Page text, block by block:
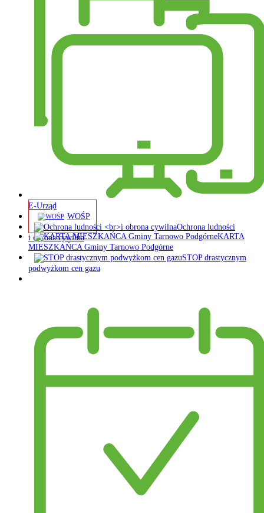
E-Urząd
WOŚP
Ochrona ludności
i obrona cywilna
KARTA
MIESZKAŃCA Gminy Tarnowo Podgórne
STOP drastycznym
podwyżkom cen gazu